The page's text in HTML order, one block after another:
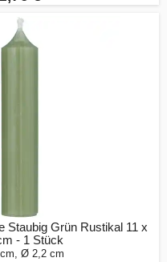
Staubig Grün Rustikal 11 x
- 1 Stück
cm, Ø 2,2 cm